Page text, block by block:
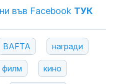
във Facebook ТУК
BAFTA награди
филм кино